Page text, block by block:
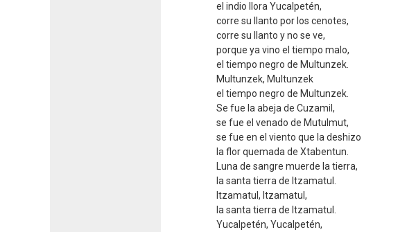
el indio llora Yucalpetén,
corre su llanto por los cenotes,
corre su llanto y no se ve,
porque ya vino el tiempo malo,
el tiempo negro de Multunzek.
Multunzek, Multunzek
el tiempo negro de Multunzek.
Se fue la abeja de Cuzamil,
se fue el venado de Mutulmut,
se fue en el viento que la deshizo
la flor quemada de Xtabentun.
Luna de sangre muerde la tierra,
la santa tierra de Itzamatul.
Itzamatul, Itzamatul,
la santa tierra de Itzamatul.
Yucalpetén, Yucalpetén,